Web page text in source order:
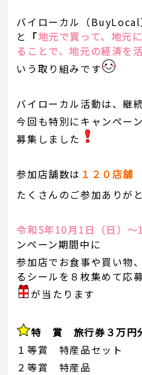
バイローカル（BuyLocal
と
「地元で買って、地元
ることで、地元の経済を
いう取り組みです
バイローカル活動は、継
今回も特別にキャンペー
募集しました
参加店舗数は １２０店舗
たくさんのご参加ありが
令和5年10月1日（日）～
ンペーン期間中に
参加店でお食事や買い物
るシールを８枚集めて応
が当たります
特 賞 旅行券３万
１等賞 特産品セッ
２等賞 特産品